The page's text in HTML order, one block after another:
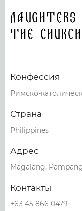
the
Конфессия
Римско-
Страна
Philippines
Адрес
Magalang,
Контакты
+63 45 866 0479